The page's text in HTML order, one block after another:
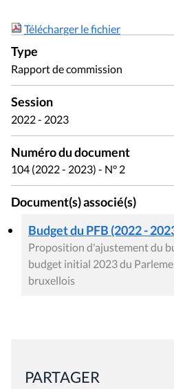
Télécharger le fichier
Type
Rapport de commission
Session
2022 - 2023
Numéro du document
104 (2022 - 2023) - N° 2
Document(s) associé(s)
Budget du PFB (2022 -
Proposition d'ajustement du
budget initial 2023 du
bruxellois
PARTAGER